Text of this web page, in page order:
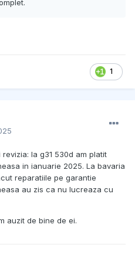
1
la g31 530d am platit
in ianuarie 2025. La bavaria
reparatiile pe garantie
au zis ca nu lucreaza cu
auzit de bine de ei.